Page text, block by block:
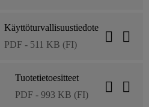
Käyttöturvallisuustiedote
PDF - 511 KB (FI)
Tuotetietoesitteet
PDF - 993 KB (FI)